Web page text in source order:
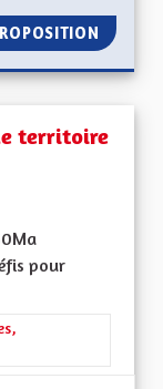
territoire
pour